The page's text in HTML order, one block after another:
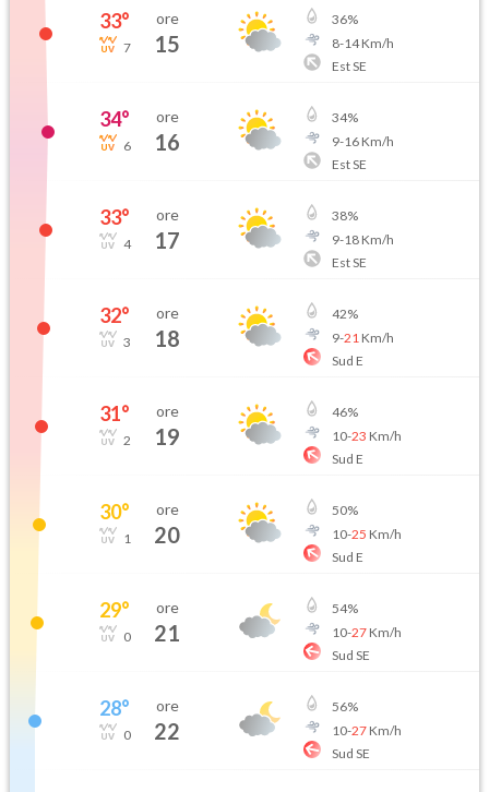
33°
7
ore
15
36%
8-14Km/h
Est SE
34°
6
ore
16
34%
9-16Km/h
Est SE
33°
4
ore
17
38%
9-18Km/h
Est SE
32°
3
ore
18
42%
9-21 Km/h
Sud E
31°
2
ore
19
46%
10-23 Km/h
Sud E
30°
1
ore
20
50%
10-25 Km/h
Sud E
29°
0
ore
21
54%
10-27Km/h
Sud SE
28°
0
ore
22
56%
10-27Km/h
Sud SE